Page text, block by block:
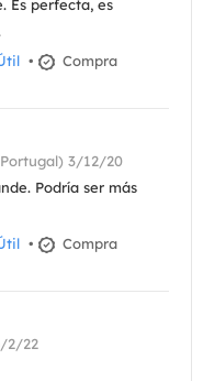
Es perfecta, es
•
Compra
3/12/20
Podría ser más
•
Compra
2/22